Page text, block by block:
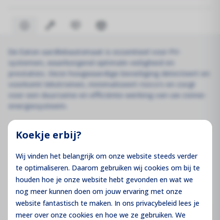
Koekje erbij?
Wij vinden het belangrijk om onze website steeds verder
te optimaliseren. Daarom gebruiken wij cookies om bij te
houden hoe je onze website hebt gevonden en wat we
nog meer kunnen doen om jouw ervaring met onze
website fantastisch te maken. In ons privacybeleid lees je
meer over onze cookies en hoe we ze gebruiken. We
De Eaton aardlekautomaat is essentieel voor PV-
systemen, waarborgend optimale veiligheid en
prestaties. Deze hoogwaardige beveiliging detecteert en
voorkomt lekstromen, minimaliseert risico's en zorgt
voor een duurzame en efficiënte werking van uw zonne-
energiesysteem.
Downloads
Datasheet Eaton
aardlekautomaat 3P+N C25 0,03A
Download